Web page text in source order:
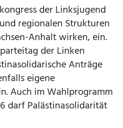
der Linksjugend
regionalen Strukturen
Anhalt wirken, ein.
der Linken
Anträge
eigene
Auch im Wahlprogramm
darf Palästinasolidarität